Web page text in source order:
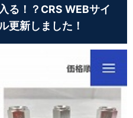
る！？CRS WEBサイ
更新しました！